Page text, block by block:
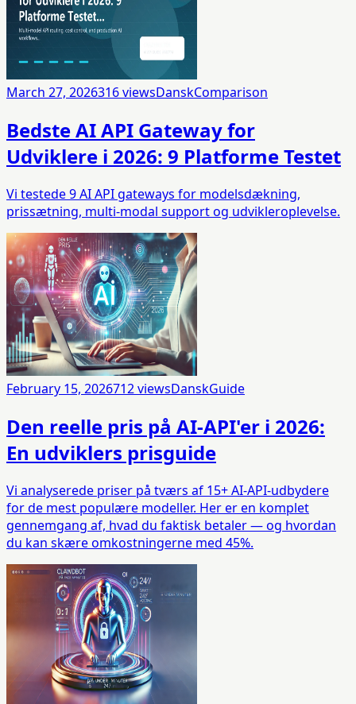
March 27, 2026316viewsDanskComparison
Bedste AI API Gateway for
Udviklere i 2026: 9 Platforme Testet
Vi testede 9 AI API gateways for modelsdækning,
prissætning, multi-modal support og udvikleroplevelse.
February 15, 2026712viewsDanskGuide
Den reelle pris på AI-API'er i 2026:
En udviklers prisguide
Vi analyserede priser på tværs af 15+ AI-API-udbydere
for de mest populære modeller. Her er en komplet
gennemgang af, hvad du faktisk betaler — og hvordan
du kan skære omkostningerne med 45%.